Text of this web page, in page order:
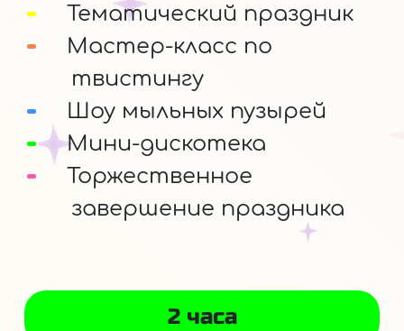
Тематический праздник
Мастер-класс по
твистингу
Шоу мыльных пузырей
Мини-дискотека
Торжественное
завершение праздника
2 часа